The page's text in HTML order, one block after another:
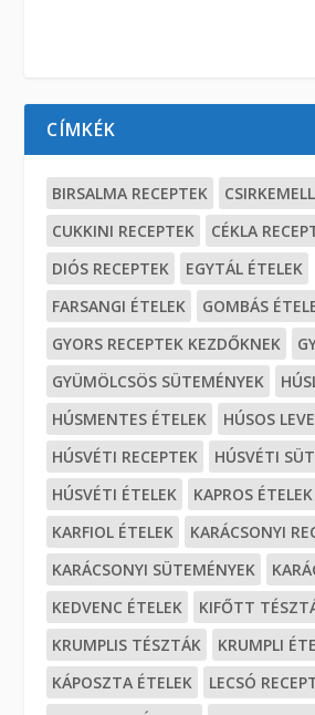
CÍMKÉK
BIRSALMA RECEPTEK
CUKKINI RECEPTEK
CÉKLA
DIÓS RECEPTEK
EGYTÁL ÉTELEK
FARSANGI ÉTELEK
GOMBÁS
GYORS RECEPTEK KEZDŐKNEK
GYÜMÖLCSÖS SÜTEMÉNYEK
HÚSMENTES ÉTELEK
HÚSOS
HÚSVÉTI RECEPTEK
HÚSVÉTI
HÚSVÉTI ÉTELEK
KAPROS ÉTELEK
KARFIOL ÉTELEK
KARÁCSONYI
KARÁCSONYI SÜTEMÉNYEK
KEDVENC ÉTELEK
KIFŐTT
KRUMPLIS TÉSZTÁK
KRUMPLI
KÁPOSZTA ÉTELEK
LECSÓ